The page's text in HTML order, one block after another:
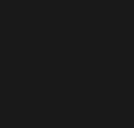
y el
de la
de Colombia,